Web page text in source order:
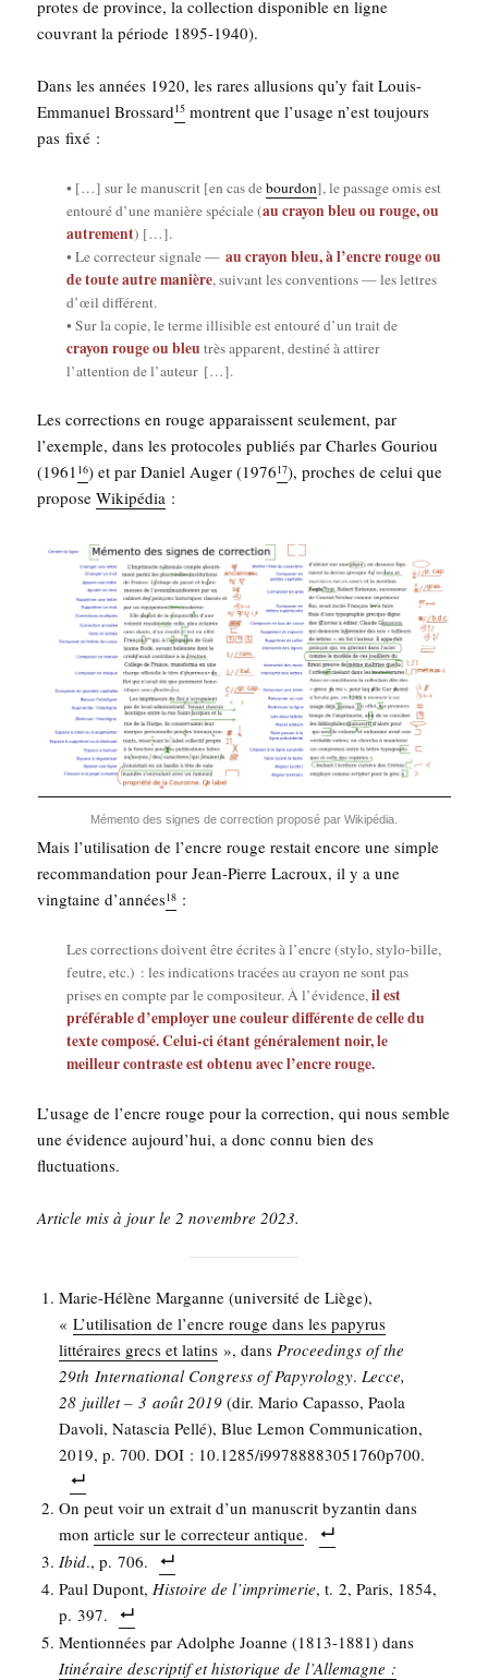
protes de pro­vince, la col­lec­tion dis­po­nible en ligne
cou­vrant la période 1895-1940).
Dans les années 1920, les rares allu­sions qu’y fait Louis-
Emma­nuel Bros­sard15 montrent que l’u­sage n’est tou­jours
pas fixé :
• […] sur le manus­crit [en cas debour­don], le pas­sage omis est
entou­ré d’une manière spé­ciale (au crayon bleu ou rouge, ou
autre­ment) […].
• Le cor­rec­teur signale —au crayon bleu, à l’encre rouge ou
de toute autre manière, sui­vant les conven­tions — les lettres
d’œil dif­fé­rent.
• Sur la copie, le terme illi­sible est entou­ré d’un trait de
crayon rouge ou bleu très appa­rent, des­ti­né à atti­rer
l’attention de l’auteur […].
Les cor­rec­tions en rouge appa­raissent seule­ment, par
l’exemple, dans les pro­to­coles publiés par Charles Gou­riou
(1961 16) et par Daniel Auger (197617), proches de celui que
pro­poseWiki­pé­dia :
Mémen­to des signes de cor­rec­tion pro­po­sé par Wikipédia.
Mais l’u­ti­li­sa­tion de l’encre rouge res­tait encore une simple
recom­man­da­tion pour Jean-Pierre Lacroux, il y a une
ving­taine d’an­nées18 :
Les cor­rec­tions doivent être écrites à l’encre (sty­lo, sty­lo-bille,
feutre, etc.) : les indi­ca­tions tra­cées au crayon ne sont pas
prises en compte par le com­po­si­teur. À l’évidence,il est
pré­fé­rable d’employer une cou­leur dif­fé­rente de celle du
texte com­po­sé. Celui-ci étant géné­ra­le­ment noir, le
meilleur contraste est obte­nu avec l’encre rouge.
L’u­sage de l’encre rouge pour la cor­rec­tion, qui nous semble
une évi­dence aujourd’­hui, a donc connu bien des
fluctuations.
Article mis à jour le 2 novembre 2023.
Marie-Hélène Mar­ganne (uni­ver­si­té de Liège),
«L’utilisation de l’encre rouge dans les papy­rus
lit­té­raires grecs et latins », dans Pro­cee­dings of the
29th Inter­na­tio­nal Congress of Papy­ro­lo­gy. Lecce,
28 juillet – 3 août 2019 (dir. Mario Capas­so, Pao­la
Davo­li, Natas­cia Pel­lé), Blue Lemon Com­mu­ni­ca­tion,
2019, p. 700. DOI : 10.1285/i99788883051760p700.
On peut voir un extrait d’un manus­crit byzan­tin dans
monarticle sur le cor­rec­teur antique.
Ibid., p. 706.
Paul Dupont, His­toire de l’imprimerie, t. 2, Paris, 1854,
p. 397.
Men­tion­nées par Adolphe Joanne (1813-1881) dans
Iti­né­raire des­crip­tif et his­to­rique de l’Al­le­magne :